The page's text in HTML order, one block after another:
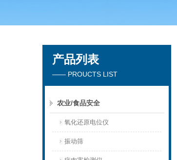
产品列表
—— PROUCTS LIST
农业/食品安全
氧化还原电位仪
振动筛